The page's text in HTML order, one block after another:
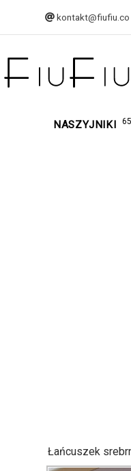
kontakt@fiufiu.co
NASZYJNIKI
Łańcuszek